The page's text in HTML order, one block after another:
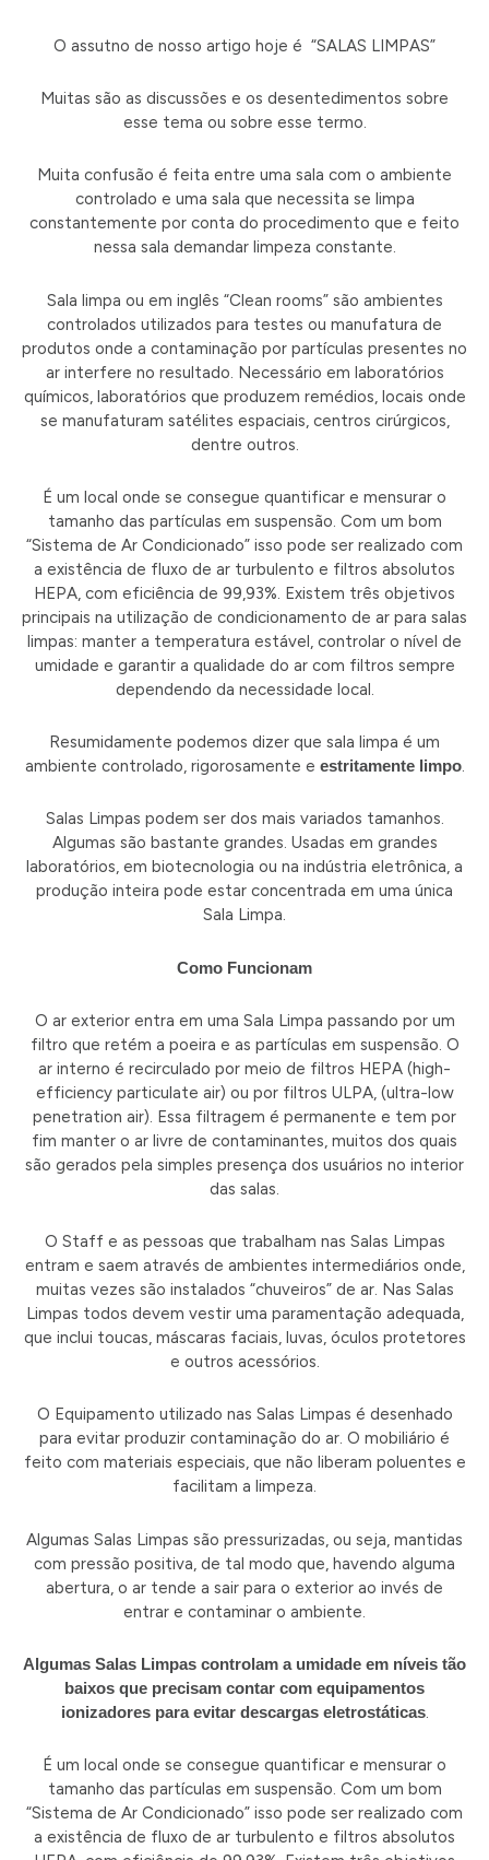
O assutno de nosso artigo hoje é “SALAS LIMPAS”
Muitas são as discussões e os desentedimentos sobre
esse tema ou sobre esse termo.
Muita confusão é feita entre uma sala com o ambiente
controlado e uma sala que necessita se limpa
constantemente por conta do procedimento que e feito
nessa sala demandar limpeza constante.
Sala limpa ou em inglês “Clean rooms” são ambientes
controlados utilizados para testes ou manufatura de
produtos onde a contaminação por partículas presentes no
ar interfere no resultado. Necessário em laboratórios
químicos, laboratórios que produzem remédios, locais onde
se manufaturam satélites espaciais, centros cirúrgicos,
dentre outros.
É um local onde se consegue quantificar e mensurar o
tamanho das partículas em suspensão. Com um bom
“Sistema de Ar Condicionado” isso pode ser realizado com
a existência de fluxo de ar turbulento e filtros absolutos
HEPA, com eficiência de 99,93%. Existem três objetivos
principais na utilização de condicionamento de ar para salas
limpas: manter a temperatura estável, controlar o nível de
umidade e garantir a qualidade do ar com filtros sempre
dependendo da necessidade local.
Resumidamente podemos dizer que sala limpa é um
ambiente controlado, rigorosamente e estritamente limpo.
Salas Limpas podem ser dos mais variados tamanhos.
Algumas são bastante grandes. Usadas em grandes
laboratórios, em biotecnologia ou na indústria eletrônica, a
produção inteira pode estar concentrada em uma única
Sala Limpa.
Como Funcionam
O ar exterior entra em uma Sala Limpa passando por um
filtro que retém a poeira e as partículas em suspensão. O
ar interno é recirculado por meio de filtros HEPA (high-
efficiency particulate air) ou por filtros ULPA, (ultra-low
penetration air). Essa filtragem é permanente e tem por
fim manter o ar livre de contaminantes, muitos dos quais
são gerados pela simples presença dos usuários no interior
das salas.
O Staff e as pessoas que trabalham nas Salas Limpas
entram e saem através de ambientes intermediários onde,
muitas vezes são instalados “chuveiros” de ar. Nas Salas
Limpas todos devem vestir uma paramentação adequada,
que inclui toucas, máscaras faciais, luvas, óculos protetores
e outros acessórios.
O Equipamento utilizado nas Salas Limpas é desenhado
para evitar produzir contaminação do ar. O mobiliário é
feito com materiais especiais, que não liberam poluentes e
facilitam a limpeza.
Algumas Salas Limpas são pressurizadas, ou seja, mantidas
com pressão positiva, de tal modo que, havendo alguma
abertura, o ar tende a sair para o exterior ao invés de
entrar e contaminar o ambiente.
Algumas Salas Limpas controlam a umidade em níveis tão
baixos que precisam contar com equipamentos
ionizadores para evitar descargas eletrostáticas.
É um local onde se consegue quantificar e mensurar o
tamanho das partículas em suspensão. Com um bom
“Sistema de Ar Condicionado” isso pode ser realizado com
a existência de fluxo de ar turbulento e filtros absolutos